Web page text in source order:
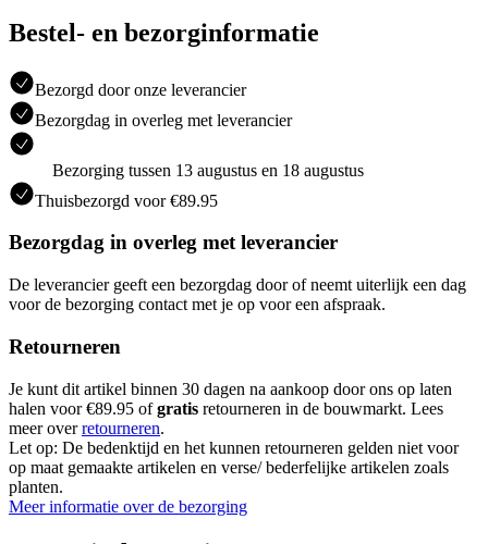
Bestel- en bezorginformatie
Bezorgd door onze leverancier
Bezorgdag in overleg met leverancier
Bezorging tussen 13 augustus en 18 augustus
Thuisbezorgd voor €89.95
Bezorgdag in overleg met leverancier
De leverancier geeft een bezorgdag door of neemt uiterlijk een dag
voor de bezorging contact met je op voor een afspraak.
Retourneren
Je kunt dit artikel binnen 30 dagen na aankoop door ons op laten
halen voor €89.95 ofgratis retourneren in de bouwmarkt. Lees
meer overretourneren.
Let op: De bedenktijd en het kunnen retourneren gelden niet voor
op maat gemaakte artikelen en verse/ bederfelijke artikelen zoals
planten.
Meer informatie over de bezorging